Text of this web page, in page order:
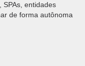
SPAs, entidades
de forma autônoma